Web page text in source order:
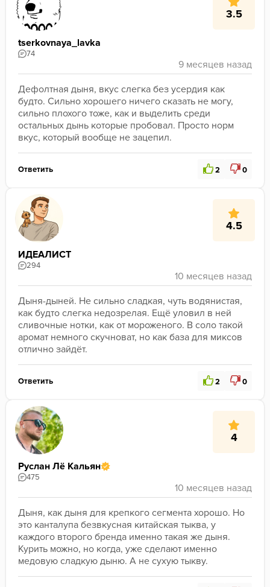
3.5
tserkovnaya_lavka
74
Дефолтная дыня, вкус слегка без усердия как
будто. Сильно хорошего ничего сказать не могу,
сильно плохого тоже, как и выделить среди
остальных дынь которые пробовал. Просто норм
вкус, который вообще не зацепил.
Ответить 2 0
4.5
ИДЕАЛИСТ
294
Дыня-дыней. Не сильно сладкая, чуть водянистая,
как будто слегка недозрелая. Ещё уловил в ней
сливочные нотки, как от мороженого. В соло такой
аромат немного скучноват, но как база для миксов
отлично зайдёт.
Ответить 2 0
4
Руслан Лё Кальян
475
Дыня, как дыня для крепкого сегмента хорошо. Но
это канталупа безвкусная китайская тыква, у
каждого второго бренда именно такая же дыня.
Курить можно, но когда, уже сделают именно
медовую сладкую дыню. А не сухую тыкву.